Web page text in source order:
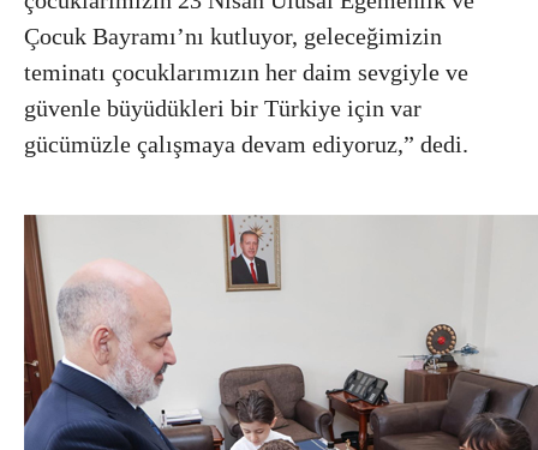
Çocuk Bayramı’nı kutluyor, geleceğimizin
teminatı çocuklarımızın her daim sevgiyle ve
güvenle büyüdükleri bir Türkiye için var
gücümüzle çalışmaya devam ediyoruz,” dedi.